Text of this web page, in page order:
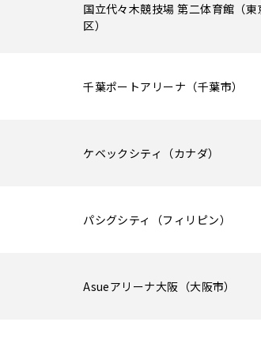
国立代々木競技場 第二体育館（東
区）
千葉ポートアリーナ（千葉市）
ケベックシティ（カナダ）
パシグシティ（フィリピン）
Asueアリーナ大阪（大阪市）